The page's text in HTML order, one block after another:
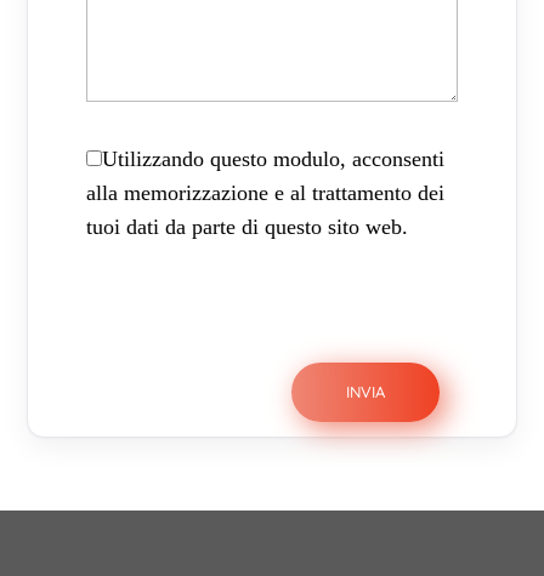
Utilizzando questo modulo, acconsenti
alla memorizzazione e al trattamento dei
tuoi dati da parte di questo sito web.